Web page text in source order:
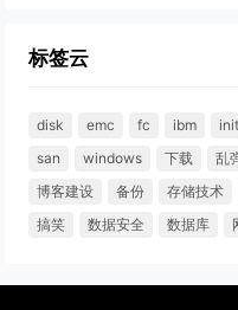
标签云
disk emc fc ibm
san
windows 下载 乱
博客建设
备份 存储技术
搞笑
数据安全 数据库